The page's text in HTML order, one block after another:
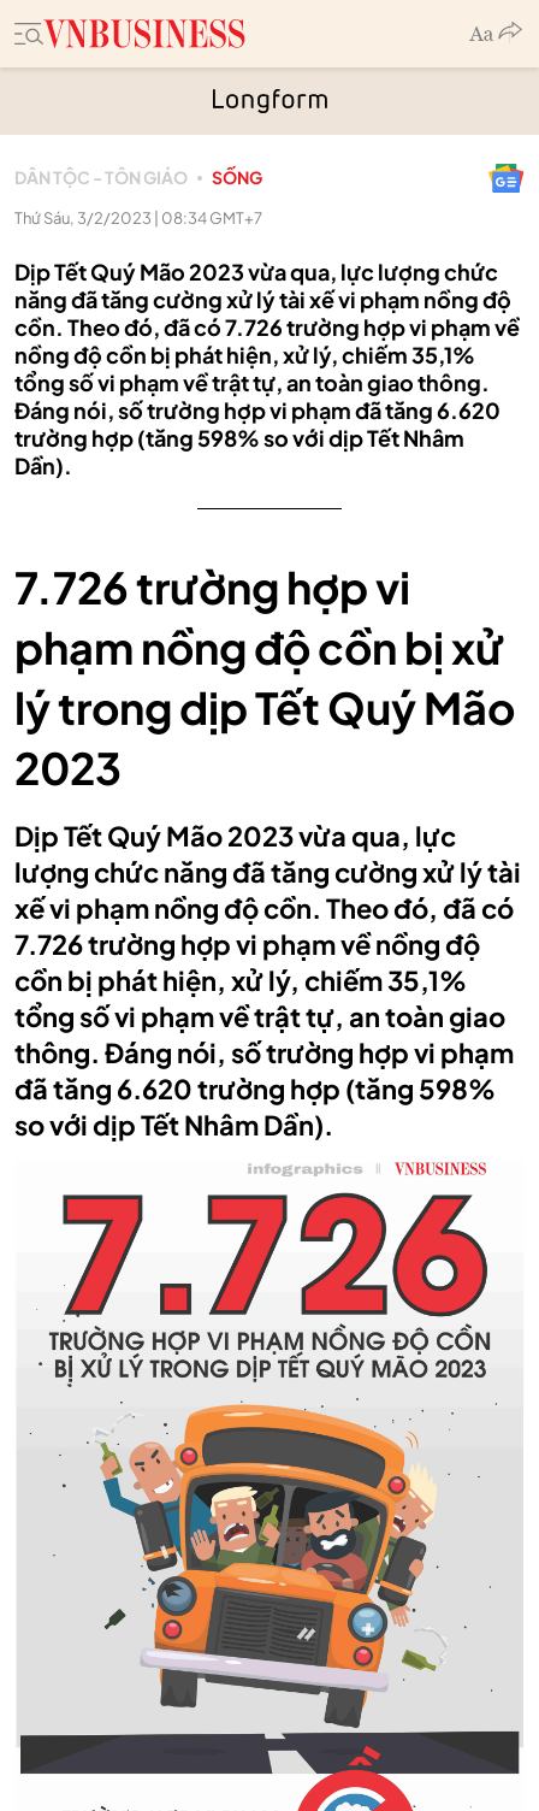
DÂN TỘC - TÔN GIÁO SỐNG
Thứ Sáu, 3/2/2023 | 08:34 GMT+7
Dịp Tết Quý Mão 2023 vừa qua, lực lượng chức
năng đã tăng cường xử lý tài xế vi phạm nồng độ
cồn. Theo đó, đã có 7.726 trường hợp vi phạm về
nồng độ cồn bị phát hiện, xử lý, chiếm 35,1%
tổng số vi phạm về trật tự, an toàn giao thông.
Đáng nói, số trường hợp vi phạm đã tăng 6.620
trường hợp (tăng 598% so với dịp Tết Nhâm
Dần).
7.726 trường hợp vi
phạm nồng độ cồn bị xử
lý trong dịp Tết Quý Mão
2023
Dịp Tết Quý Mão 2023 vừa qua, lực
lượng chức năng đã tăng cường xử lý tài
xế vi phạm nồng độ cồn. Theo đó, đã có
7.726 trường hợp vi phạm về nồng độ
cồn bị phát hiện, xử lý, chiếm 35,1%
tổng số vi phạm về trật tự, an toàn giao
thông. Đáng nói, số trường hợp vi phạm
đã tăng 6.620 trường hợp (tăng 598%
so với dịp Tết Nhâm Dần).